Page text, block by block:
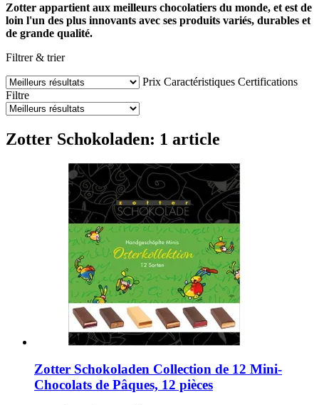
Zotter appartient aux meilleurs chocolatiers du monde, et est de
loin l'un des plus innovants avec ses produits variés, durables et
de grande qualité.
Filtrer & trier
Prix Caractéristiques Certifications
Filtre
Zotter Schokoladen: 1 article
Zotter Schokoladen Collection de 12 Mini-​
Chocolats de Pâques, 12 pièces